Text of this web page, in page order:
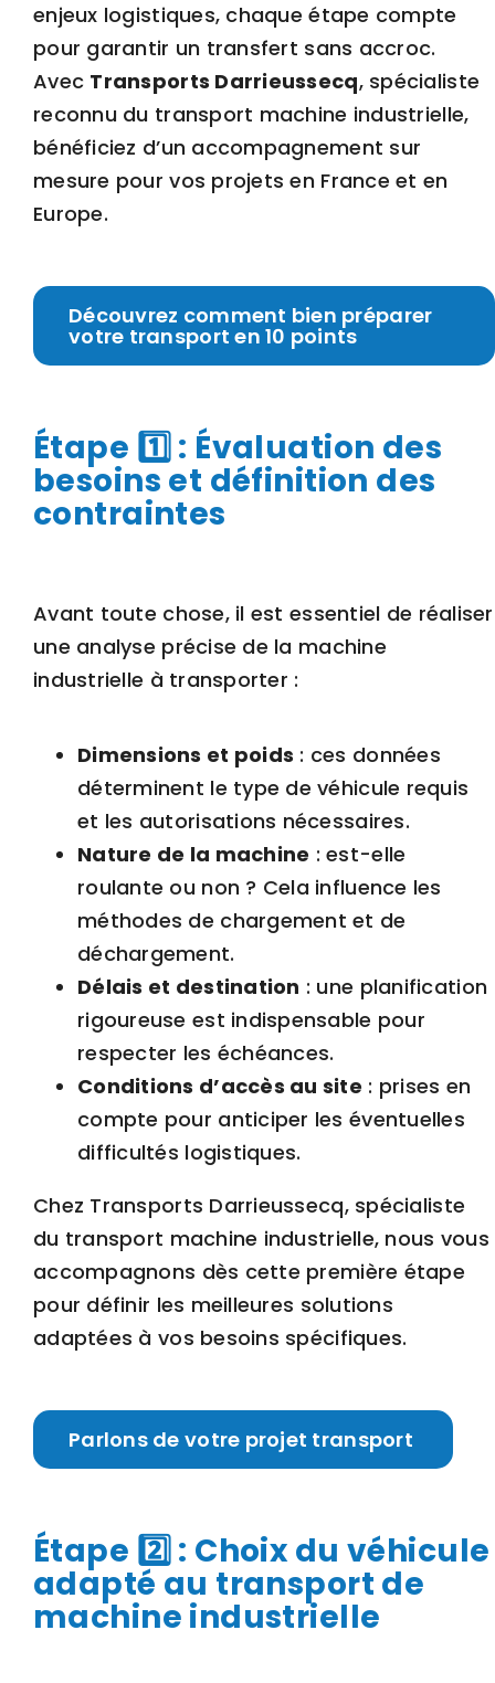
enjeux logistiques, chaque étape compte
pour garantir un transfert sans accroc.
Avec Transports Darrieussecq, spécialiste
reconnu du transport machine industrielle,
bénéficiez d’un accompagnement sur
mesure pour vos projets en France et en
Europe.
Découvrez comment bien préparer
votre transport en 10 points
Étape 1️⃣ : Évaluation des
besoins et définition des
contraintes
Avant toute chose, il est essentiel de réaliser
une analyse précise de la machine
industrielle à transporter :
Dimensions et poids : ces données
déterminent le type de véhicule requis
et les autorisations nécessaires.
Nature de la machine : est-elle
roulante ou non ? Cela influence les
méthodes de chargement et de
déchargement.
Délais et destination : une planification
rigoureuse est indispensable pour
respecter les échéances.
Conditions d’accès au site : prises en
compte pour anticiper les éventuelles
difficultés logistiques.
Chez Transports Darrieussecq, spécialiste
du transport machine industrielle, nous vous
accompagnons dès cette première étape
pour définir les meilleures solutions
adaptées à vos besoins spécifiques.
Parlons de votre projet transport
Étape 2️⃣ : Choix du véhicule
adapté au transport de
machine industrielle